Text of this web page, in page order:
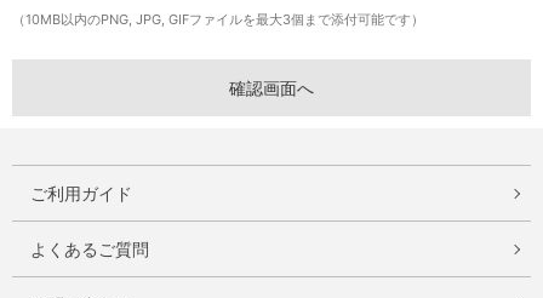
（10MB以内のPNG, JPG, GIFファイルを最大3個まで添付可能です）
ご利用ガイド
よくあるご質問